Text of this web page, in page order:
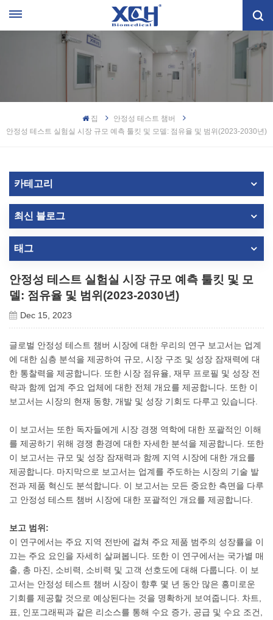
집
안정성 테스트 챔버
안정성 테스트 실험실 시장 규모 예측 툴킷 및 모델: 점유율 및 범위(2023-2030년)
카테고리
최신 블로그
태그
안정성 테스트 실험실 시장 규모 예측 툴킷 및 모
델: 점유율 및 범위(2023-2030년)
Dec 15, 2023
글로벌 안정성 테스트 챔버 시장에 대한 우리의 연구 보고서는 업계
에 대한 심층 분석을 제공하여 규모, 시장 구조 및 성장 잠재력에 대
한 통찰력을 제공합니다. 또한 시장 점유율, 재무 프로필 및 성장 전
략과 함께 업계 주요 업체에 대한 전체 개요를 제공합니다. 또한 이
보고서는 시장의 현재 동향, 개발 및 성장 기회도 다루고 있습니다.
이 보고서는 또한 독자들에게 시장 경쟁 역학에 대한 포괄적인 이해
를 제공하기 위해 경쟁 환경에 대한 자세한 분석을 제공합니다. 또한
이 보고서는 규모 및 성장 잠재력과 함께 지역 시장에 대한 개요를
제공합니다. 마지막으로 보고서는 업계를 주도하는 시장의 기술 발
전과 제품 혁신도 분석합니다. 이 보고서는 모든 중요한 측면을 다루
고 안정성 테스트 챔버 시장에 대한 포괄적인 개요를 제공합니다.
보고 범위:
이 연구에서는 주요 지역 전반에 걸쳐 주요 제품 범주의 성장률을 이
끄는 주요 요인을 자세히 살펴봅니다. 또한 이 연구에서는 국가별 매
출, 총 마진, 소비력, 소비력 및 고객 선호도에 대해 다룹니다. 이 보
고서는 안정성 테스트 챔버 시장이 향후 몇 년 동안 많은 흥미로운
기회를 제공할 것으로 예상된다는 것을 명확하게 보여줍니다. 차트,
표, 인포그래픽과 같은 리소스를 통해 수요 증가, 공급 및 수요 조건,